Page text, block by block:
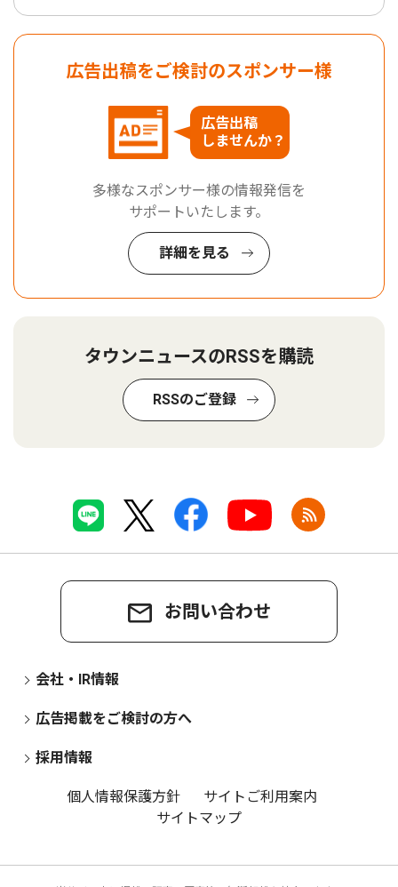
広告出稿をご検討のスポンサー様
広告出稿
しませんか？
多様なスポンサー様の情報発信を
サポートいたします。
詳細を見る
タウンニュースのRSSを購読
RSSのご登録
お問い合わせ
会社・IR情報
広告掲載をご検討の方へ
採用情報
個人情報保護方針
サイトご利用案内
サイトマップ